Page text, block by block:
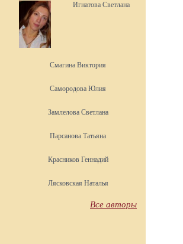
Игнатова Светлана
Смагина Виктория
Самородова Юлия
Замлелова Светлана
Парсанова Татьяна
Красников Геннадий
Лясковская Наталья
Все авторы